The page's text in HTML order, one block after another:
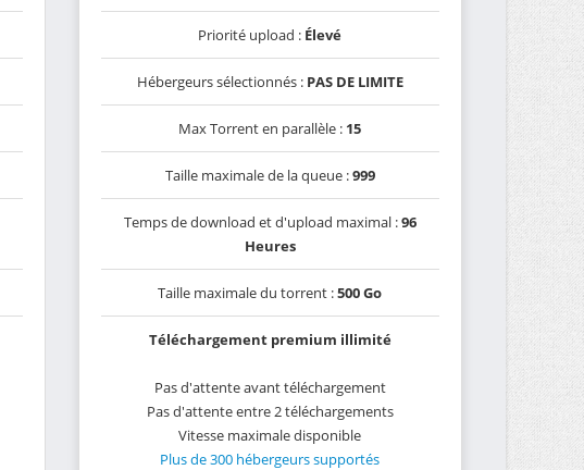
Priorité upload : Élevé
Hébergeurs sélectionnés : PAS DE LIMITE
Max Torrent en parallèle : 15
Taille maximale de la queue :999
Temps de download et d'upload maximal :96
Heures
Taille maximale du torrent :500 Go
Téléchargement premium illimité
Pas d'attente avant téléchargement
Pas d'attente entre 2 téléchargements
Vitesse maximale disponible
Plus de 300 hébergeurs supportés